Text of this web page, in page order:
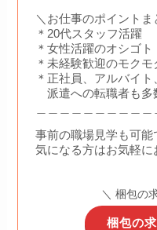
＼お仕事のポイントま
＊20代スタッフ活躍
＊女性活躍のオシゴト
＊未経験歓迎のモクモ
＊正社員、アルバイト
派遣への転職者も
事前の職場見学も可能
気になる方はお気軽に
＼ 梱包の
梱包の